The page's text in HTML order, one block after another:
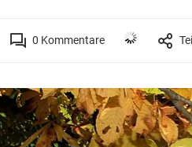
0 Kommentare